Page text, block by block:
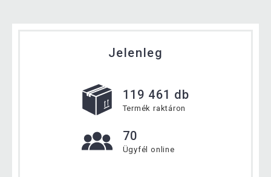
Jelenleg
119 461 db
Termék raktáron
70
Ügyfél online